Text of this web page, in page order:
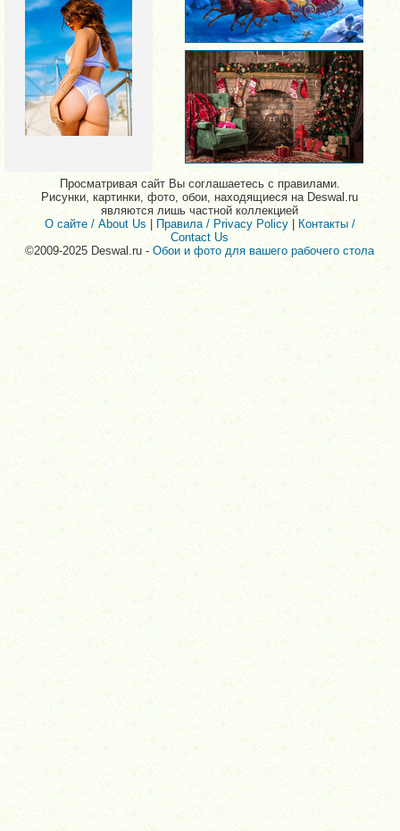
Просматривая сайт Вы соглашаетесь с правилами.
Рисунки, картинки, фото, обои, находящиеся на Deswal.ru
являются лишь частной коллекцией
О сайте / About Us
Правила / Privacy Policy | Контакты /
Contact Us
©2009-2025 Deswal.ru -Обои и фото для вашего рабочего стола